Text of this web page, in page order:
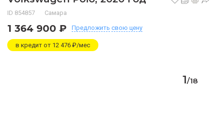
ID 854857 Самара
1 364 900 ₽ Предложить свою цену
в кредит от 12 476 ₽/мес
1/18